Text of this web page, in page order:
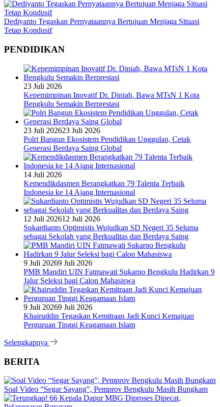
Dediyanto Tegaskan Pernyataannya Bertujuan Menjaga Situasi
Tetap Kondusif
PENDIDIKAN
23 Juli 2026
Kepemimpinan Inovatif Dr. Diniah, Bawa MTsN 1 Kota
Bengkulu Semakin Berprestasi
23 Juli 202623 Juli 2026
Polri Bangun Ekosistem Pendidikan Unggulan, Cetak
Generasi Berdaya Saing Global
14 Juli 2026
Kemendikdasmen Berangkatkan 79 Talenta Terbaik
Indonesia ke 14 Ajang Internasional
12 Juli 202612 Juli 2026
Sukardianto Optimistis Wujudkan SD Negeri 35 Seluma
sebagai Sekolah yang Berkualitas dan Berdaya Saing
9 Juli 20269 Juli 2026
PMB Mandiri UIN Fatmawati Sukarno Bengkulu Hadirkan 9
Jalur Seleksi bagi Calon Mahasiswa
9 Juli 20269 Juli 2026
Khairuddin Tegaskan Kemitraan Jadi Kunci Kemajuan
Perguruan Tinggi Keagamaan Islam
Selengkapnya
BERITA
Soal Video “Segar Sayang”, Pemprov Bengkulu Masih Bungkam